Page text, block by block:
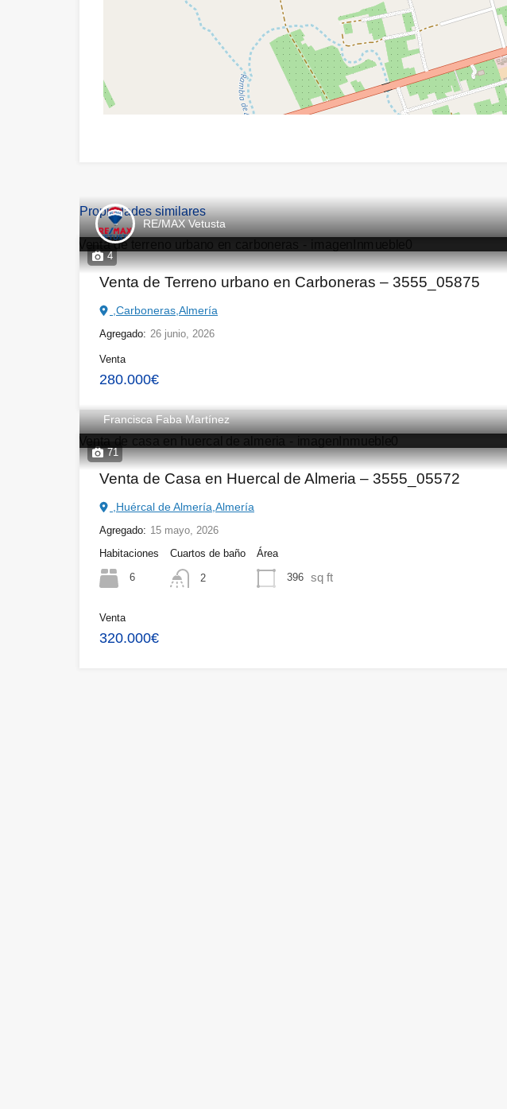
Propiedades similares
4
RE/MAX Vetusta
Venta de Terreno urbano en Carboneras – 3555_05875
,Carboneras,Almería
Agregado: 26 junio, 2026
Venta
280.000€
71
Francisca Faba Martínez
Venta de Casa en Huercal de Almeria – 3555_05572
,Huércal de Almería,Almería
Agregado: 15 mayo, 2026
Habitaciones
6
Cuartos de baño
2
Área
396 sq ft
Venta
320.000€